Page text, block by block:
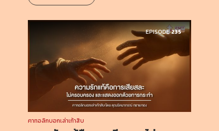
EPISODE235
คาทอลิกบอกเล่าเก้าสิบ